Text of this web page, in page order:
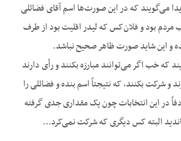
می‌گویند که در این صورت‌ها اسم آقای فضائلی
مردم بود و فلان‌کس که لیدر اقلیت بود از طرف
و این شاید صورت ظاهر صحیح نباشد.
که خب اگر می‌توانند مبارزه بکنند و رأی دارند
و شرکت بکنند، که نتیجتاً اسم بنده و فضائلی را
در این انتخابات چون یک مقداری جدی گرفته
البته کس دیگری که شرکت نمی‌کرد…